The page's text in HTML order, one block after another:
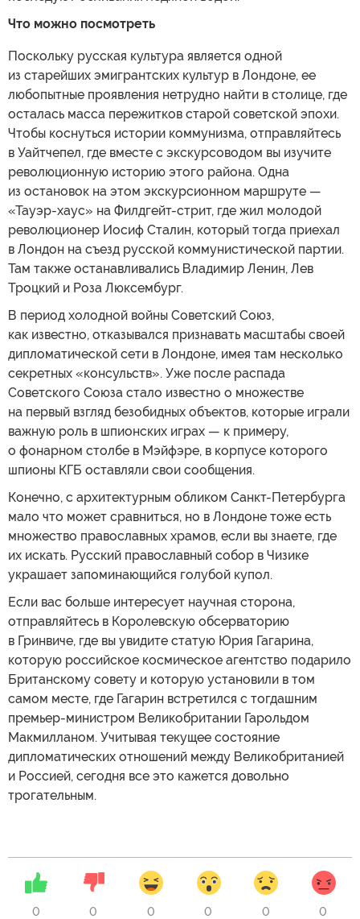
Что можно посмотреть
Поскольку русская культура является одной
из старейших эмигрантских культур в Лондоне, ее
любопытные проявления нетрудно найти в столице, где
осталась масса пережитков старой советской эпохи.
Чтобы коснуться истории коммунизма, отправляйтесь
в Уайтчепел, где вместе с экскурсоводом вы изучите
революционную историю этого района. Одна
из остановок на этом экскурсионном маршруте —
«Тауэр-хаус» на Филдгейт-стрит, где жил молодой
революционер Иосиф Сталин, который тогда приехал
в Лондон на съезд русской коммунистической партии.
Там также останавливались Владимир Ленин, Лев
Троцкий и Роза Люксембург.
В период холодной войны Советский Союз,
как известно, отказывался признавать масштабы своей
дипломатической сети в Лондоне, имея там несколько
секретных «консульств». Уже после распада
Советского Союза стало известно о множестве
на первый взгляд безобидных объектов, которые играли
важную роль в шпионских играх — к примеру,
о фонарном столбе в Мэйфэре, в корпусе которого
шпионы КГБ оставляли свои сообщения.
Конечно, с архитектурным обликом Санкт-Петербурга
мало что может сравниться, но в Лондоне тоже есть
множество православных храмов, если вы знаете, где
их искать. Русский православный собор в Чизике
украшает запоминающийся голубой купол.
Если вас больше интересует научная сторона,
отправляйтесь в Королевскую обсерваторию
в Гринвиче, где вы увидите статую Юрия Гагарина,
которую российское космическое агентство подарило
Британскому совету и которую установили в том
самом месте, где Гагарин встретился с тогдашним
премьер-министром Великобритании Гарольдом
Макмилланом. Учитывая текущее состояние
дипломатических отношений между Великобританией
и Россией, сегодня все это кажется довольно
трогательным.
0 0 0 0 0 0